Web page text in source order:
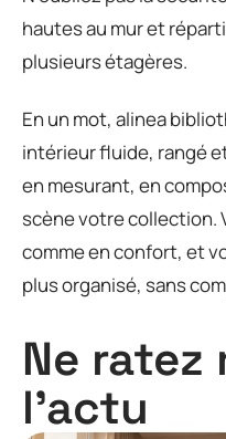
hautes au mur et
plusieurs étagères.
En un mot, alinea
intérieur fluide, rangé
en mesurant, en
scène votre collection.
comme en confort, et
plus organisé, sans
Ne ratez
l'actu